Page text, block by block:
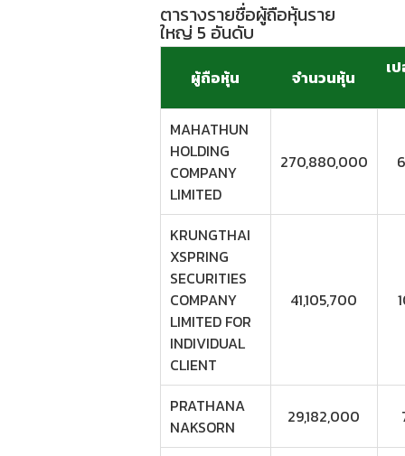
ตารางรายชื่อผู้ถือหุ้นราย
ใหญ่ 5 อันดับ
ผู้ถือหุ้น จำนวนหุ้น เ
MAHATHUN
HOLDING
COMPANY
LIMITED
270,880,000
KRUNGTHAI
XSPRING
SECURITIES
COMPANY
LIMITED FOR
INDIVIDUAL
CLIENT
41,105,700
PRATHANA
NAKSORN
29,182,000